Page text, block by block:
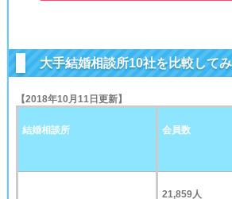
大手結婚相談所10社を比較して
【2018年10月11日更新】
結婚相談所 会員数
21,859人